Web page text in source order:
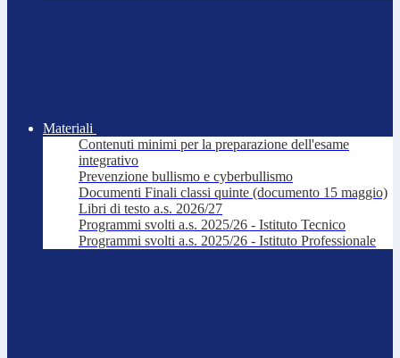
Materiali
Contenuti minimi per la preparazione dell'esame
integrativo
Prevenzione bullismo e cyberbullismo
Documenti Finali classi quinte (documento 15 maggio)
Libri di testo a.s. 2026/27
Programmi svolti a.s. 2025/26 - Istituto Tecnico
Programmi svolti a.s. 2025/26 - Istituto Professionale